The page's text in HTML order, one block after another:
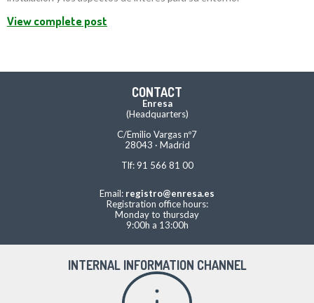
View complete post
CONTACT
Enresa
(Headquarters)
C/Emilio Vargas nº7
28043 · Madrid
Tlf: 91 566 81 00
Email: registro@enresa.es
Registration office hours:
Monday to thursday
9:00h a 13:00h
INTERNAL INFORMATION CHANNEL